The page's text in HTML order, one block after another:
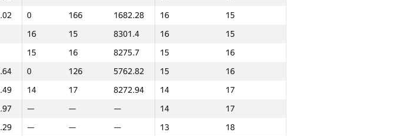
0 166 1682.28 16
15
16 15 8301.4 16
15
15 16 8275.7 15
16
0 126 5762.82 15
16
14 17 8272.94 14
17
— — — 14
17
— — — 13
18
2 Итого
GP30 Место Баллы NGP30 Sum Мин. место
100 1 8749.39 200
1
32 8 8591.64 107
2
50 4 8658.96 100
4
36 7 8643.78 81
5